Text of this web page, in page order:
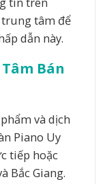
tâm để
dẫn này.
Bán
và dịch
Piano Uy
tiếp hoặc
Bắc Giang.